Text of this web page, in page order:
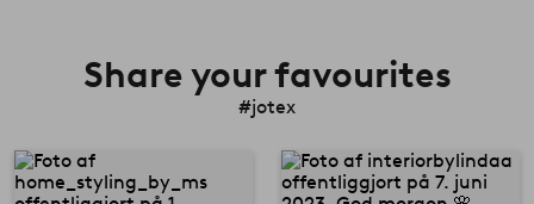
Share your favourites
#jotex